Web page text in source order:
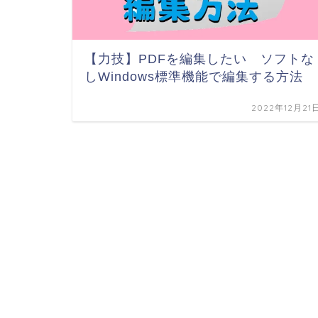
【力技】PDFを編集したい ソフトな
しWindows標準機能で編集する方法
2022年12月21